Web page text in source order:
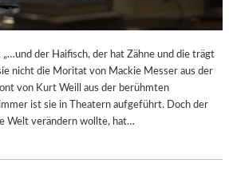
der Haifisch, der hat Zähne und die trägt
nicht die Moritat von Mackie Messer aus der
von Kurt Weill aus der berühmten
ist sie in Theatern aufgeführt. Doch der
Welt verändern wollte, hat…